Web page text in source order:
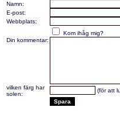
Namn:
E-post:
Webbplats:
Kom ihåg mig?
Din kommentar:
vilken färg har
solen:
(för att